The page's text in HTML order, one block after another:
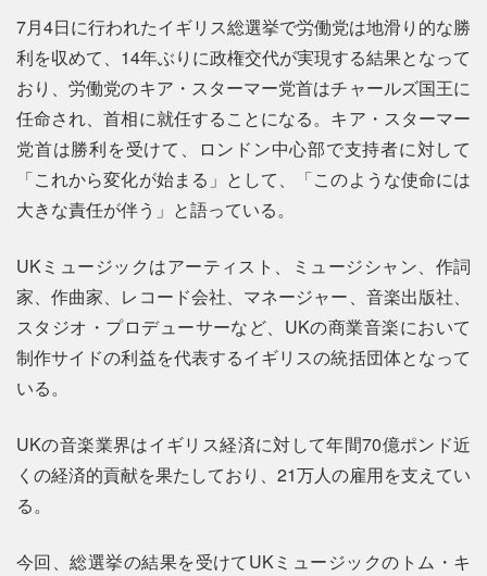
7月4日に行われたイギリス総選挙で労働党は地滑り的な勝
利を収めて、14年ぶりに政権交代が実現する結果となって
おり、労働党のキア・スターマー党首はチャールズ国王に
任命され、首相に就任することになる。キア・スターマー
党首は勝利を受けて、ロンドン中心部で支持者に対して
「これから変化が始まる」として、「このような使命には
大きな責任が伴う」と語っている。
UKミュージックはアーティスト、ミュージシャン、作詞
家、作曲家、レコード会社、マネージャー、音楽出版社、
スタジオ・プロデューサーなど、UKの商業音楽において
制作サイドの利益を代表するイギリスの統括団体となって
いる。
UKの音楽業界はイギリス経済に対して年間70億ポンド近
くの経済的貢献を果たしており、21万人の雇用を支えてい
る。
今回、総選挙の結果を受けてUKミュージックのトム・キ